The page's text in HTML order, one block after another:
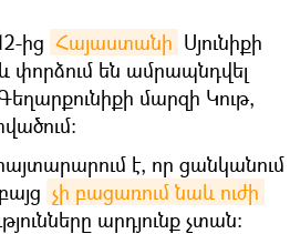
ից Հայաստանի Սյունիքի
փորձում են ամրապնդվել
մարզի Կութ,
է, որ ցանկանում
չի բացառում նաև ուժի
արդյունք չտան։